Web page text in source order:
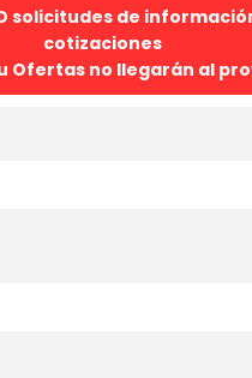
solicitudes de
cotizaciones
Ofertas no llegarán al